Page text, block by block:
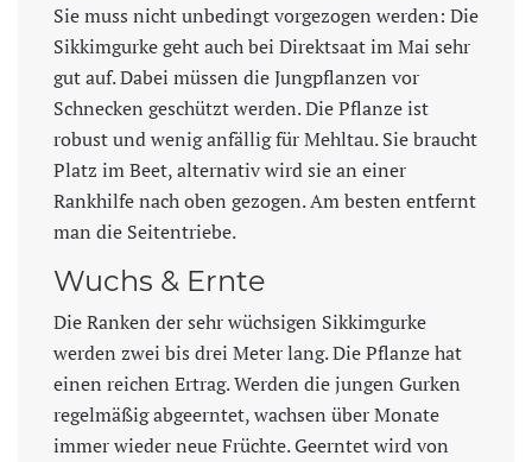
Sie muss nicht unbedingt vorgezogen werden: Die
Sikkimgurke geht auch bei Direktsaat im Mai sehr
gut auf. Dabei müssen die Jungpflanzen vor
Schnecken geschützt werden. Die Pflanze ist
robust und wenig anfällig für Mehltau. Sie braucht
Platz im Beet, alternativ wird sie an einer
Rankhilfe nach oben gezogen. Am besten entfernt
man die Seitentriebe.
Wuchs & Ernte
Die Ranken der sehr wüchsigen Sikkimgurke
werden zwei bis drei Meter lang. Die Pflanze hat
einen reichen Ertrag. Werden die jungen Gurken
regelmäßig abgeerntet, wachsen über Monate
immer wieder neue Früchte. Geerntet wird von